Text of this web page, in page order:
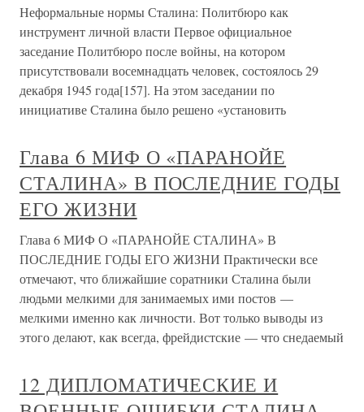
Неформальные нормы Сталина: Политбюро как
инструмент личной власти Первое официальное
заседание Политбюро после войны, на котором
присутствовали восемнадцать человек, состоялось 29
декабря 1945 года[157]. На этом заседании по
инициативе Сталина было решено «установить
Глава 6 МИФ О «ПАРАНОЙЕ
СТАЛИНА» В ПОСЛЕДНИЕ ГОДЫ
ЕГО ЖИЗНИ
Глава 6 МИФ О «ПАРАНОЙЕ СТАЛИНА» В
ПОСЛЕДНИЕ ГОДЫ ЕГО ЖИЗНИ Практически все
отмечают, что ближайшие соратники Сталина были
людьми мелкими для занимаемых ими постов —
мелкими именно как личности. Вот только выводы из
этого делают, как всегда, фрейдистские — что снедаемый
12 ДИПЛОМАТИЧЕСКИЕ И